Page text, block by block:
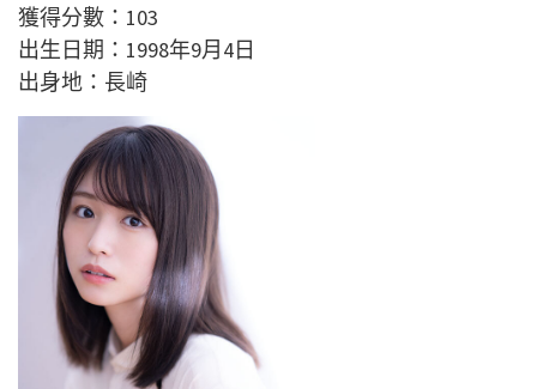
獲得分數：103
出生日期：1998年9月4日
出身地：長崎